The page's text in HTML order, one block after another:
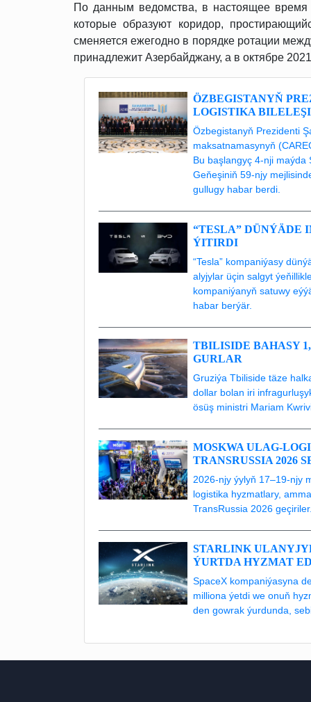
По данным ведомства, в настоящее время
которые образуют коридор,
сменяется ежегодно в порядке ротации
принадлежит Азербайджану, а в октябре
ÖZBEGISTANYŇ
LOGISTIKA
Özbegistanyň Prezidenti
maksatnamasynyň
Bu başlangyç 4-nji maýda
Geňeşiniň 59-njy
gullugy habar berdi.
“TESLA” DÜNÝÄDE
ÝITIRDI
“Tesla” kompaniýasy
alyjylar üçin salgyt
kompaniýanyň satuwy
habar berýär.
TBILISIDE BAHASY
GURLAR
Gruziýa Tbiliside täze
dollar bolan iri
ösüş ministri Mariam
MOSKWA ULAG-
TRANSRUSSIA 2026
2026-njy ýylyň 17–19-njy
logistika hyzmatlary,
TransRussia 2026 geçiriler.
STARLINK
ÝURTDA HYZMAT
SpaceX kompaniýasyna
milliona ýetdi we onuň
den gowrak ýurdunda,